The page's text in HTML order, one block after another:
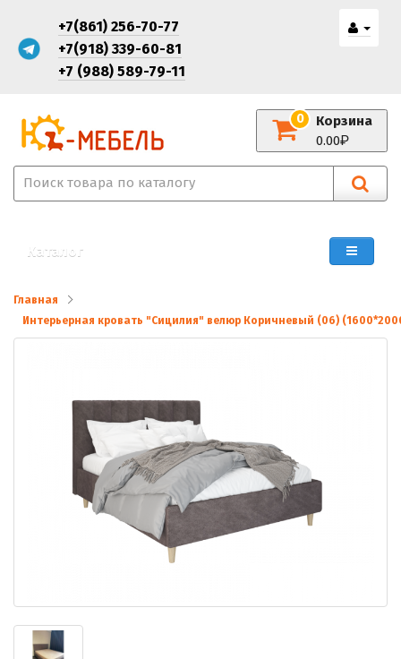
+7(861) 256-70-77
+7(918) 339-60-81
+7 (988) 589-79-11
Корзина
0
0.00
Каталог
Главная
Интерьерная кровать "Сицилия" велюр Коричневый (06)